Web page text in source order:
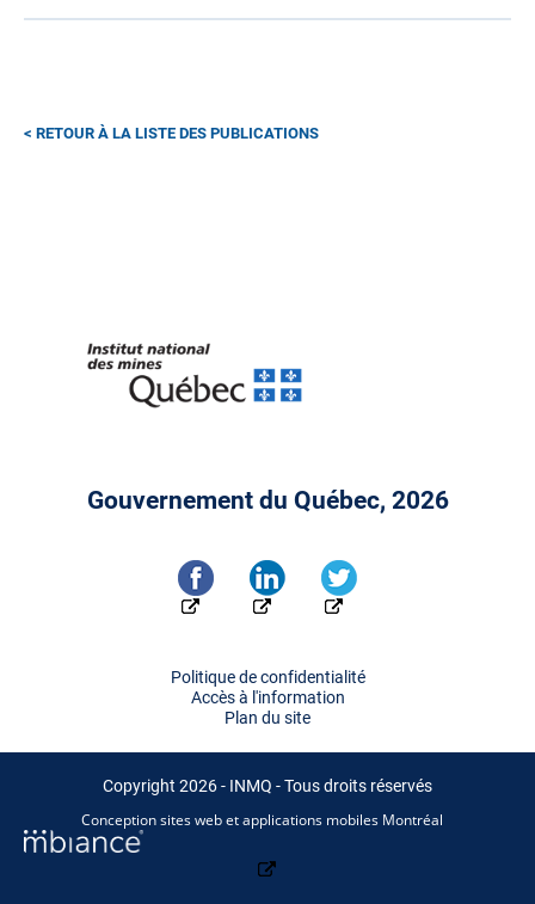
RETOUR À LA LISTE DES PUBLICATIONS
Gouvernement du Québec, 2026
Politique de confidentialité
Accès à l'information
Plan du site
Copyright 2026 - INMQ - Tous droits réservés
Conception sites web et applications mobiles Montréal